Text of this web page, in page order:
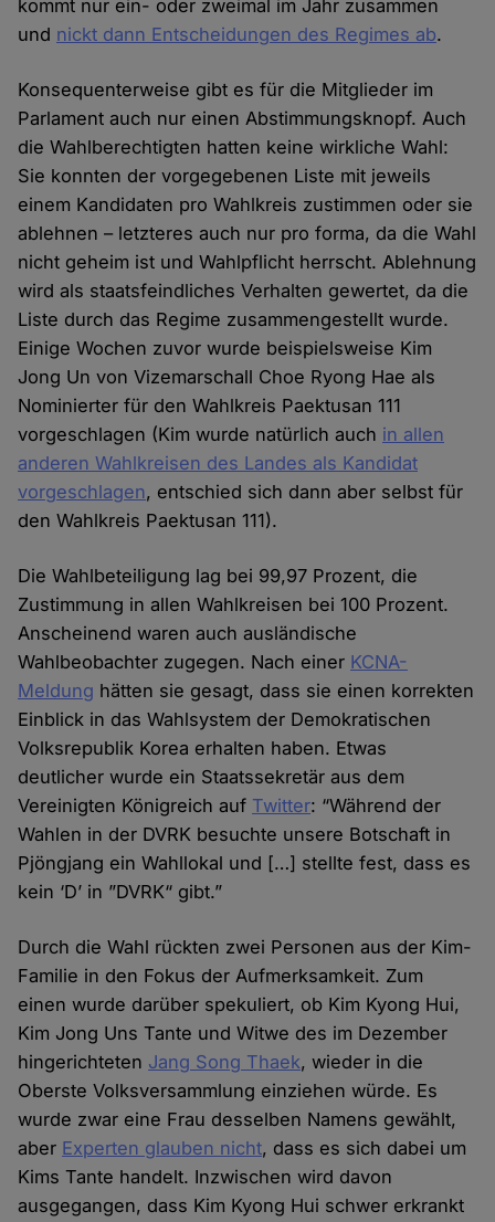
kommt nur ein- oder zweimal im Jahr zusammen
und nickt dann Entscheidungen des Regimes ab.
Konsequenterweise gibt es für die Mitglieder im
Parlament auch nur einen Abstimmungsknopf. Auch
die Wahlberechtigten hatten keine wirkliche Wahl:
Sie konnten der vorgegebenen Liste mit jeweils
einem Kandidaten pro Wahlkreis zustimmen oder sie
ablehnen – letzteres auch nur pro forma, da die Wahl
nicht geheim ist und Wahlpflicht herrscht. Ablehnung
wird als staatsfeindliches Verhalten gewertet, da die
Liste durch das Regime zusammengestellt wurde.
Einige Wochen zuvor wurde beispielsweise Kim
Jong Un von Vizemarschall Choe Ryong Hae als
Nominierter für den Wahlkreis Paektusan 111
vorgeschlagen (Kim wurde natürlich auch in allen
anderen Wahlkreisen des Landes als Kandidat
vorgeschlagen, entschied sich dann aber selbst für
den Wahlkreis Paektusan 111).
Die Wahlbeteiligung lag bei 99,97 Prozent, die
Zustimmung in allen Wahlkreisen bei 100 Prozent.
Anscheinend waren auch ausländische
Wahlbeobachter zugegen. Nach einer KCNA-
Meldung hätten sie gesagt, dass sie einen korrekten
Einblick in das Wahlsystem der Demokratischen
Volksrepublik Korea erhalten haben. Etwas
deutlicher wurde ein Staatssekretär aus dem
Vereinigten Königreich auf Twitter: “Während der
Wahlen in der DVRK besuchte unsere Botschaft in
Pjöngjang ein Wahllokal und […] stellte fest, dass es
kein ‘D’ in ”DVRK“ gibt.”
Durch die Wahl rückten zwei Personen aus der Kim-
Familie in den Fokus der Aufmerksamkeit. Zum
einen wurde darüber spekuliert, ob Kim Kyong Hui,
Kim Jong Uns Tante und Witwe des im Dezember
hingerichteten Jang Song Thaek, wieder in die
Oberste Volksversammlung einziehen würde. Es
wurde zwar eine Frau desselben Namens gewählt,
aber Experten glauben nicht, dass es sich dabei um
Kims Tante handelt. Inzwischen wird davon
ausgegangen, dass Kim Kyong Hui schwer erkrankt